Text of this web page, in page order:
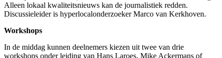
Alleen lokaal kwaliteitsnieuws kan de journalistiek redden.
Discussieleider is hyperlocalonderzoeker Marco van Kerkhoven.
Workshops
In de middag kunnen deelnemers kiezen uit twee van drie
workshops onder leiding van Hans Laroes, Mike Ackermans of